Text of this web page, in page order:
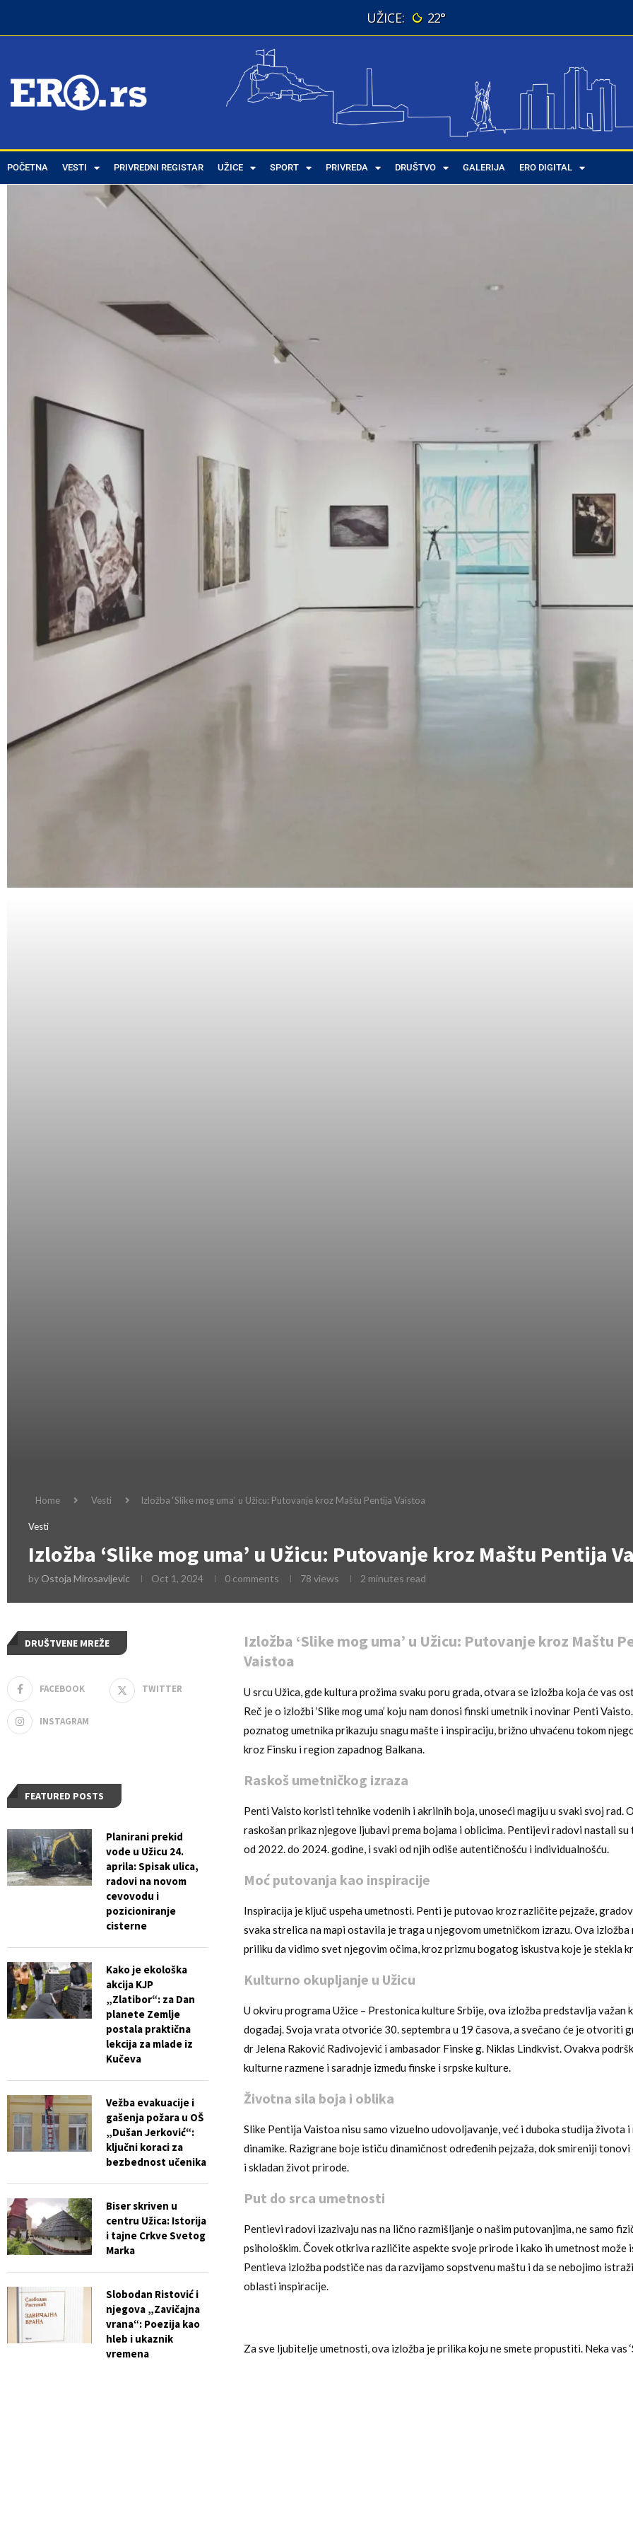
22°
POČETNA VESTI PRIVREDNI REGISTAR UŽICE SPORT PRIVREDA DRUŠTVO GALERIJA ERO DIGITAL
Home Vesti Izložba ‘Slike mog uma’ u Užicu: Putovanje kroz Maštu Pentija Vaistoa
Vesti
Izložba ‘Slike mog uma’ u Užicu: Putovanje kroz Maštu Pentija
by Ostoja Mirosavljevic Oct 1, 2024 0 comments 78 views 2 minutes read
Izložba ‘Slike mog uma’ u Užicu: Putovanje kroz Maštu
Vaistoa
U srcu Užica, gde kultura prožima svaku poru grada, otvara se izložba koja će vas
Reč je o izložbi ‘Slike mog uma’ koju nam donosi finski umetnik i novinar Penti
poznatog umetnika prikazuju snagu mašte i inspiraciju, brižno uhvaćenu tokom
kroz Finsku i region zapadnog Balkana.
Raskoš umetničkog izraza
Penti Vaisto koristi tehnike vodenih i akrilnih boja, unoseći magiju u svaki svoj rad.
raskošan prikaz njegove ljubavi prema bojama i oblicima. Pentijevi radovi nastali su
od 2022. do 2024. godine, i svaki od njih odiše autentičnošću i individualnošću.
Moć putovanja kao inspiracije
Inspiracija je ključ uspeha umetnosti. Penti je putovao kroz različite pejzaže,
svaka strelica na mapi ostavila je traga u njegovom umetničkom izrazu. Ova izložba
priliku da vidimo svet njegovim očima, kroz prizmu bogatog iskustva koje je stekla
Kulturno okupljanje u Užicu
U okviru programa Užice – Prestonica kulture Srbije, ova izložba predstavlja važan
događaj. Svoja vrata otvoriće 30. septembra u 19 časova, a svečano će je otvoriti
dr Jelena Raković Radivojević i ambasador Finske g. Niklas Lindkvist. Ovakva
kulturne razmene i saradnje između finske i srpske kulture.
Životna sila boja i oblika
Slike Pentija Vaistoa nisu samo vizuelno udovoljavanje, već i duboka studija života
dinamike. Razigrane boje ističu dinamičnost određenih pejzaža, dok smireniji
i skladan život prirode.
Put do srca umetnosti
Pentievi radovi izazivaju nas na lično razmišljanje o našim putovanjima, ne samo
psihološkim. Čovek otkriva različite aspekte svoje prirode i kako ih umetnost može
Pentieva izložba podstiče nas da razvijamo sopstvenu maštu i da se nebojimo
oblasti inspiracije.
Za sve ljubitelje umetnosti, ova izložba je prilika koju ne smete propustiti. Neka vas
DRUŠTVENE MREŽE
FACEBOOK TWITTER
INSTAGRAM
FEATURED POSTS
Planirani prekid
vode u Užicu 24.
aprila: Spisak ulica,
radovi na novom
cevovodu i
pozicioniranje
cisterne
Kako je ekološka
akcija KJP
„Zlatibor“: za Dan
planete Zemlje
postala praktična
lekcija za mlade iz
Kučeva
Vežba evakuacije i
gašenja požara u OŠ
„Dušan Jerković“:
ključni koraci za
bezbednost učenika
Biser skriven u
centru Užica: Istorija
i tajne Crkve Svetog
Marka
Slobodan Ristović i
njegova „Zavičajna
vrana“: Poezija kao
hleb i ukaznik
vremena